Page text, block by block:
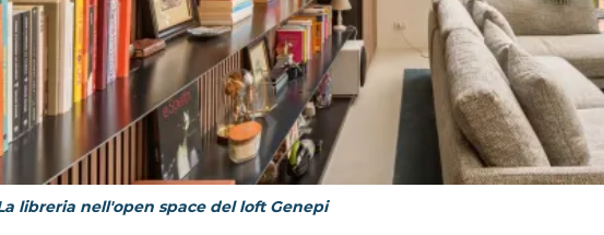
libreria nell'open space del loft Genepi